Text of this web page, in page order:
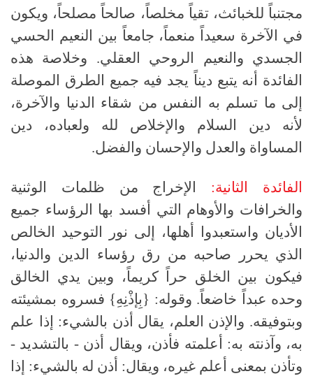
مجتنباً للخبائث، تقياً مخلصاً، صالحاً مصلحاً، ويكون
في الآخرة سعيداً منعماً، جامعاً بين النعيم الحسي
الجسدي والنعيم الروحي العقلي. وخلاصة هذه
الفائدة أنه يتبع ديناً يجد فيه جميع الطرق الموصلة
إلى ما تسلم به النفس من شقاء الدنيا والآخرة،
لأنه دين السلام والإخلاص لله ولعباده، دين
المساواة والعدل والإحسان والفضل.
الفائدة الثانية:
الإخراج من ظلمات الوثنية
والخرافات والأوهام التي أفسد بها الرؤساء جميع
الأديان واستعبدوا أهلها، إلى نور التوحيد الخالص
الذي يحرر صاحبه من رق رؤساء الدين والدنيا،
فيكون بين الخلق حراً كريماً، وبين يدي الخالق
وحده عبداً خاضعاً. وقوله: {بِإذْنِهِ} فسروه بمشيئته
وبتوفيقه. والإذن العلم، يقال أذن بالشيء: إذا علم
به، وآذنته به: أعلمته فأذن، ويقال أذن - بالتشديد -
وتأذن بمعنى أعلم غيره، ويقال: أذن له بالشيء: إذا